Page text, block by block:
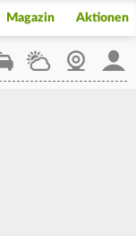
Magazin Aktionen
WetterWebcam